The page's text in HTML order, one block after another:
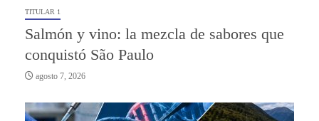
TITULAR 1
Salmón y vino: la mezcla de sabores que
conquistó São Paulo
agosto 7, 2026